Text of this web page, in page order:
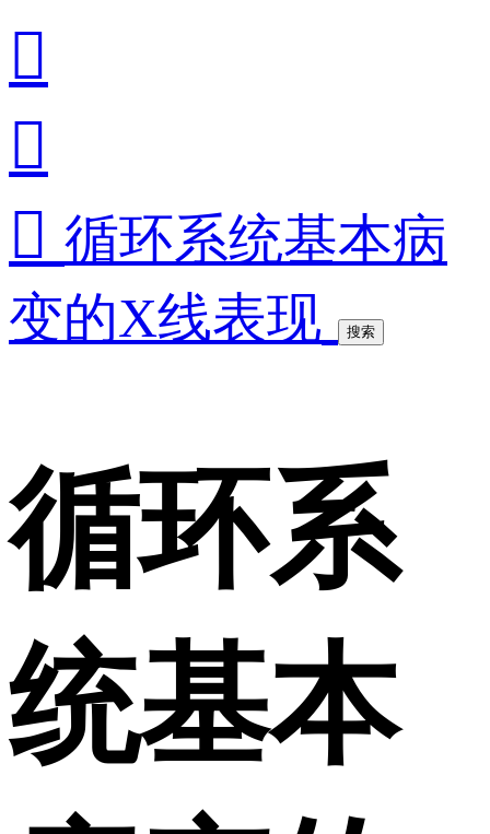


 循环系统基本病
变的X线表现
搜索
循环系
统基本